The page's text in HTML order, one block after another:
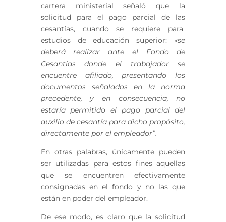
cartera ministerial señaló que la
solicitud para el pago parcial de las
cesantías, cuando se requiere para
estudios de educación superior: «se
deberá realizar ante el Fondo de
Cesantías donde el trabajador se
encuentre afiliado, presentando los
documentos señalados en la norma
precedente, y en consecuencia, no
estaría permitido el pago parcial del
auxilio de cesantía para dicho propósito,
directamente por el empleador”.
En otras palabras, únicamente pueden
ser utilizadas para estos fines aquellas
que se encuentren efectivamente
consignadas en el fondo y no las que
están en poder del empleador.
De ese modo, es claro que la solicitud